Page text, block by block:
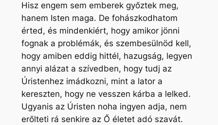
Hisz engem sem emberek győztek meg,
hanem Isten maga. De fohászkodhatom
érted, és mindenkiért, hogy amikor jönni
fognak a problémák, és szembesülnöd kell,
hogy amiben eddig hittél, hazugság, legyen
annyi alázat a szívedben, hogy tudj az
Úristenhez imádkozni, mint a lator a
kereszten, hogy ne vesszen kárba a lelked.
Ugyanis az Úristen noha ingyen adja, nem
erőlteti rá senkire az Ő életet adó szavát.